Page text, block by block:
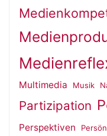
Multimedia
Musik
Partizipation
Perspektiven